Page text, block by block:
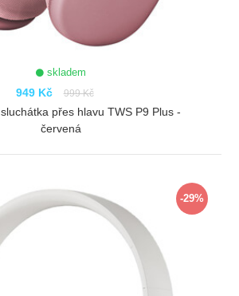
skladem
949 Kč 999 Kč
přes hlavu TWS P9 Plus -
červená
-29%